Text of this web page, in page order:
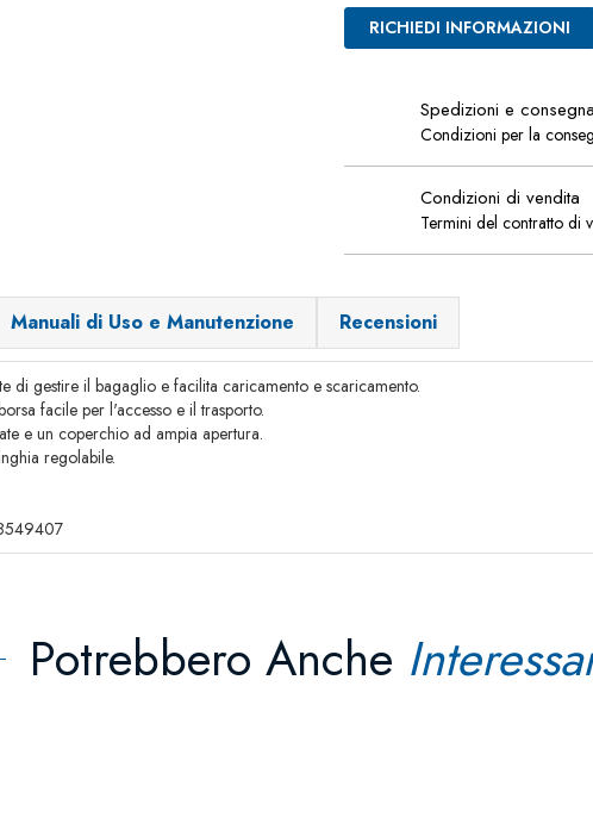
RICHIEDI INFORMAZIONI
Spedizioni e
Condizioni per la
Condizioni di vendita
Termini del contratto di
Manuali di Uso e Manutenzione Recensioni
di gestire il bagaglio e facilita caricamento e scaricamento.
facile per l'accesso e il trasporto.
e un coperchio ad ampia apertura.
regolabile.
Potrebbero Anche